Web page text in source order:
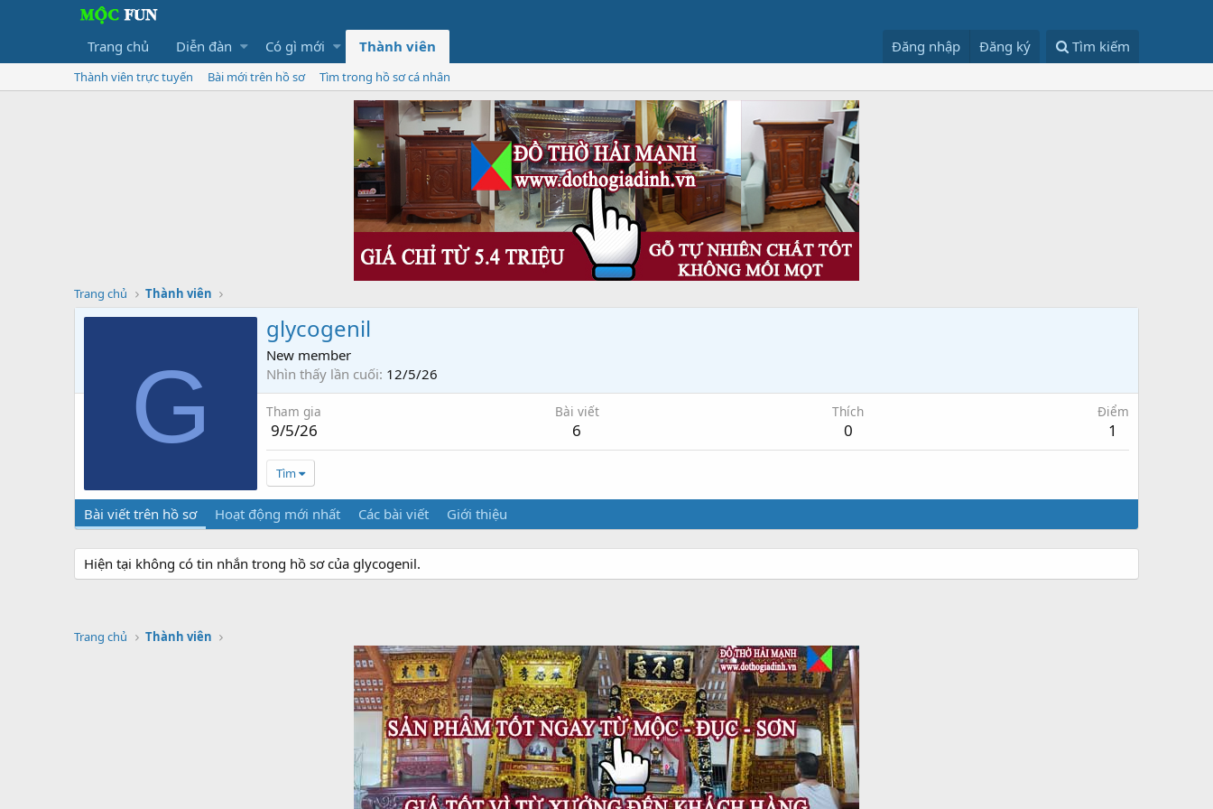
Trang chủ Diễn đàn Có gì mới Thành viên Đăng nhập Đăng ký Tìm kiếm
Thành viên trực tuyến Bài mới trên hồ sơ Tìm trong hồ sơ cá nhân
Trang chủ Thành viên
G
glycogenil
New member
Nhìn thấy lần cuối 12/5/26
Tham gia
9/5/26
Bài viết
6
Thích
0
Điểm
1
Tìm
Bài viết trên hồ sơ Hoạt động mới nhất Các bài viết Giới thiệu
Hiện tại không có tin nhắn trong hồ sơ của glycogenil.
Trang chủ Thành viên